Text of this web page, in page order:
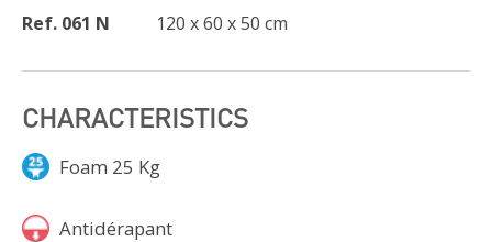
Ref. 061 N 120 x 60 x 50 cm
CHARACTERISTICS
Foam 25 Kg
Antidérapant